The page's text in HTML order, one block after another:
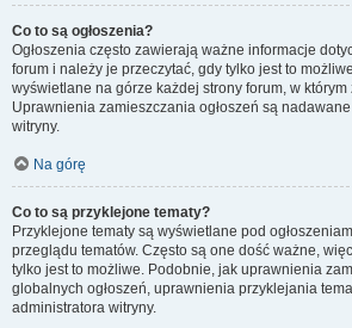
Co to są ogłoszenia?
Ogłoszenia często zawierają ważne informacje
forum i należy je przeczytać, gdy tylko jest to
wyświetlane na górze każdej strony forum, w którym
Uprawnienia zamieszczania ogłoszeń są
witryny.
Na górę
Co to są przyklejone tematy?
Przyklejone tematy są wyświetlane pod
przeglądu tematów. Często są one dość ważne,
tylko jest to możliwe. Podobnie, jak uprawnienia
globalnych ogłoszeń, uprawnienia przyklejania
administratora witryny.